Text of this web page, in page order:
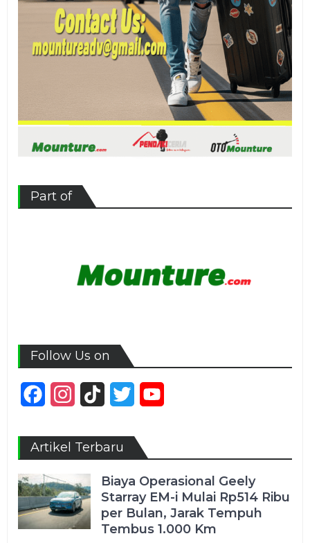
Part of
Follow Us on
FacebookInstagram
TikTok Twitter
Artikel Terbaru
Biaya Operasional Geely
Starray EM-i Mulai Rp514 Ribu
per Bulan, Jarak Tempuh
Tembus 1.000 Km